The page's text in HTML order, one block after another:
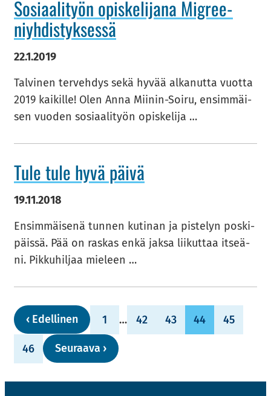
So­si­aa­li­työn opis­ke­li­ja­na Migree­
niyh­dis­tyk­ses­sä
22.1.2019
Tal­vi­nen ter­veh­dys sekä hyvää al­ka­nut­ta vuot­ta
2019 kai­kil­le! Olen Anna Miinin-​Soiru, en­sim­mäi­
sen vuo­den so­si­aa­li­työn opis­ke­li­ja …
Tule tule hyvä päivä
19.11.2018
En­sim­mäi­se­nä tun­nen ku­ti­nan ja pis­te­lyn pos­ki­
päis­sä. Pää on ras­kas enkä jaksa lii­kut­taa it­seä­
ni. Pik­ku­hil­jaa mie­leen …
‹ Edel­li­nen 1 … 42 43 44 45
46 Seu­raa­va ›